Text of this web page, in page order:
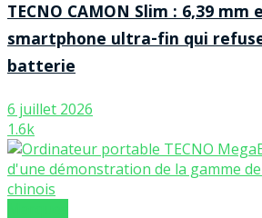
TECNO CAMON Slim : 6,39 mm
smartphone ultra-fin qui
batterie
6 juillet 2026
1.6k